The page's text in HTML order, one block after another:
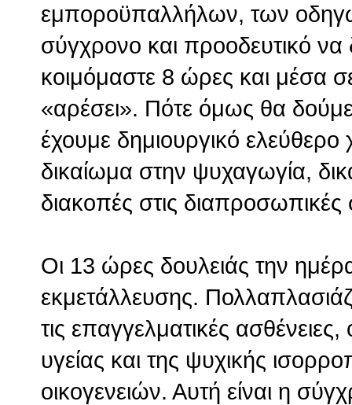
εμποροϋπαλλήλων, των
σύγχρονο και προοδευτικό
κοιμόμαστε 8 ώρες και μέσα
«αρέσει». Πότε όμως θα
έχουμε δημιουργικό
δικαίωμα στην ψυχαγωγία,
διακοπές στις διαπροσωπικές
Οι 13 ώρες δουλειάς την
εκμετάλλευσης.
τις επαγγελματικές
υγείας και της ψυχικής
οικογενειών. Αυτή είναι η